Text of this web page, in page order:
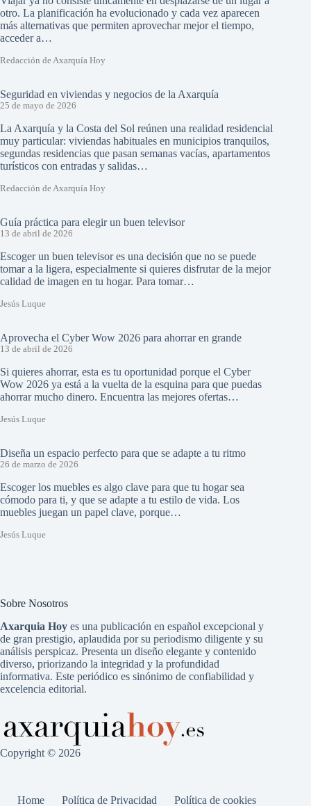
otro. La planificación ha evolucionado y cada vez aparecen
más alternativas que permiten aprovechar mejor el tiempo,
acceder a…
Redacción de Axarquía Hoy
Seguridad en viviendas y negocios de la Axarquía
25 de mayo de 2026
La Axarquía y la Costa del Sol reúnen una realidad residencial
muy particular: viviendas habituales en municipios tranquilos,
segundas residencias que pasan semanas vacías, apartamentos
turísticos con entradas y salidas…
Redacción de Axarquía Hoy
Guía práctica para elegir un buen televisor
13 de abril de 2026
Escoger un buen televisor es una decisión que no se puede
tomar a la ligera, especialmente si quieres disfrutar de la mejor
calidad de imagen en tu hogar. Para tomar…
Jesús Luque
Aprovecha el Cyber Wow 2026 para ahorrar en grande
13 de abril de 2026
Si quieres ahorrar, esta es tu oportunidad porque el Cyber
Wow 2026 ya está a la vuelta de la esquina para que puedas
ahorrar mucho dinero. Encuentra las mejores ofertas…
Jesús Luque
Diseña un espacio perfecto para que se adapte a tu ritmo
26 de marzo de 2026
Escoger los muebles es algo clave para que tu hogar sea
cómodo para ti, y que se adapte a tu estilo de vida. Los
muebles juegan un papel clave, porque…
Jesús Luque
Sobre Nosotros
Axarquia Hoy es una publicación en español excepcional y
de gran prestigio, aplaudida por su periodismo diligente y su
análisis perspicaz. Presenta un diseño elegante y contenido
diverso, priorizando la integridad y la profundidad
informativa. Este periódico es sinónimo de confiabilidad y
excelencia editorial.
Copyright © 2026
Home Política de Privacidad Política de cookies